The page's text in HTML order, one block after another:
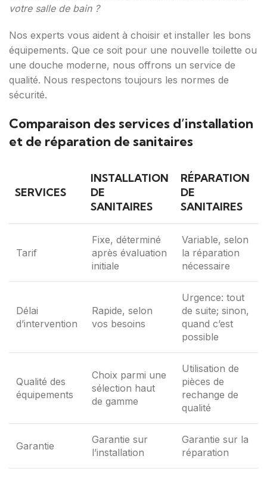
votre salle de bain ?
Nos experts vous aident à choisir et installer les bons
équipements. Que ce soit pour une nouvelle toilette ou
une douche moderne, nous offrons un service de
qualité. Nous respectons toujours les normes de
sécurité.
Comparaison des services d’installation
et de réparation de sanitaires
SERVICES
INSTALLATION
DE
SANITAIRES
RÉPARATION
DE
SANITAIRES
Tarif
Fixe, déterminé
après évaluation
initiale
Variable, selon
la réparation
nécessaire
Délai
d’intervention
Rapide, selon
vos besoins
Urgence: tout
de suite; sinon,
quand c’est
possible
Qualité des
équipements
Choix parmi une
sélection haut
de gamme
Utilisation de
pièces de
rechange de
qualité
Garantie
Garantie sur
l’installation
Garantie sur la
réparation